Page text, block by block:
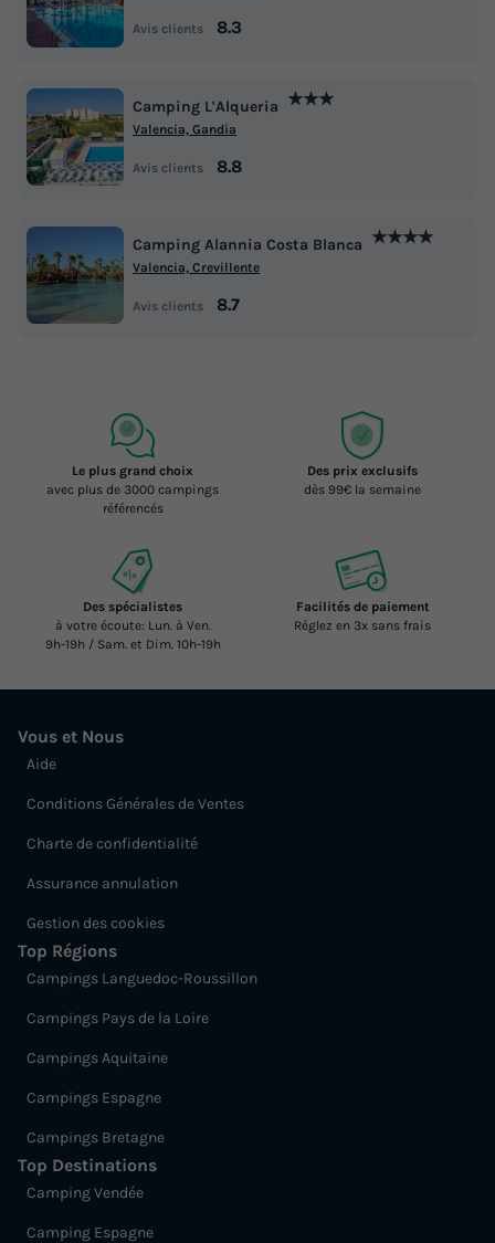
Avis clients 8.3
Camping L'Alqueria ★★★
Valencia, Gandia
Avis clients 8.8
Camping Alannia Costa Blanca ★★★★
Valencia, Crevillente
Avis clients 8.7
Le plus grand choix
avec plus de 3000 campings
référencés
Des prix exclusifs
dès 99€ la semaine
Des spécialistes
à votre écoute: Lun. à Ven.
9h-19h / Sam. et Dim. 10h-19h
Facilités de paiement
Réglez en 3x sans frais
Vous et Nous
Aide
Conditions Générales de Ventes
Charte de confidentialité
Assurance annulation
Gestion des cookies
Top Régions
Campings Languedoc-Roussillon
Campings Pays de la Loire
Campings Aquitaine
Campings Espagne
Campings Bretagne
Top Destinations
Camping Vendée
Camping Espagne